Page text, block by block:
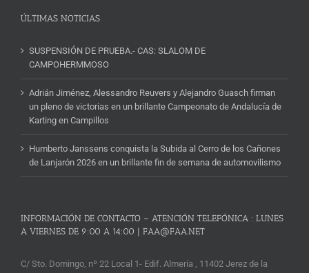
ÚLTIMAS NOTICIAS
SUSPENSIÓN DE PRUEBA.- CAS: SLALOM DE
CAMPOHERMMOSO
Adrián Jiménez, Alessandro Reuvers y Alejandro Guasch firman
un pleno de victorias en un brillante Campeonato de Andalucía de
Karting en Campillos
Humberto Janssens conquista la Subida al Cerro de los Cañones
de Lanjarón 2026 en un brillante fin de semana de automovilismo
INFORMACIÓN DE CONTACTO – ATENCIÓN TELEFÓNICA : LUNES
A VIERNES DE 9:00 A 14:00 | FAA@FAA.NET
C/ Sto. Domingo, nº 22 Local 1- Edif. Almería , 11402 Jerez de la